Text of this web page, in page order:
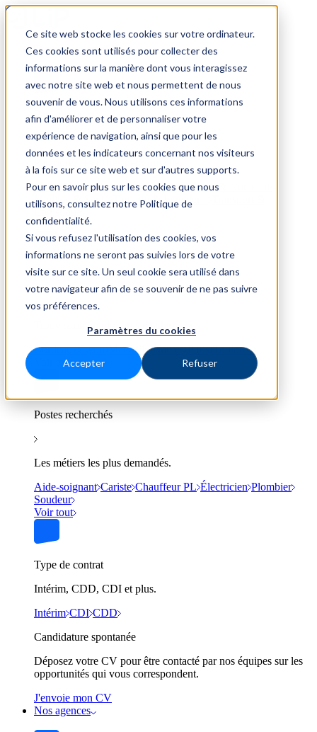
Ce site web stocke les cookies sur votre ordinateur.
Ces cookies sont utilisés pour collecter des
informations sur la manière dont vous interagissez
avec notre site web et nous permettent de nous
souvenir de vous. Nous utilisons ces informations
afin d'améliorer et de personnaliser votre
expérience de navigation, ainsi que pour les
données et les indicateurs concernant nos visiteurs
à la fois sur ce site web et sur d'autres supports.
Pour en savoir plus sur les cookies que nous
utilisons, consultez notre Politique de
confidentialité.
Si vous refusez l'utilisation des cookies, vos
informations ne seront pas suivies lors de votre
visite sur ce site. Un seul cookie sera utilisé dans
votre navigateur afin de se souvenir de ne pas suivre
vos préférences.
Paramètres du cookies
Accepter Refuser
Trouver un emploi
Par secteur
BTP Hôtellerie & Restauration Industrie & Nucléaire
Médical & Santé
Tertiaire & Ingénierie
Logistique
Voir tout
Par ville
Trouvez un emploi près de chez vous.
Bordeaux Lyon Marseille Nantes Paris Toulouse
Voir tout
Postes recherchés
Les métiers les plus demandés.
Aide-soignant Cariste Chauffeur PL Électricien Plombier
Soudeur
Voir tout
Type de contrat
Intérim, CDD, CDI et plus.
Intérim CDI CDD
Candidature spontanée
Déposez votre CV pour être contacté par nos équipes sur les
opportunités qui vous correspondent.
J'envoie mon CV
Nos agences